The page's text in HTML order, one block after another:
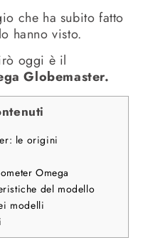
che ha subito fatto
hanno visto.
oggi è il
Globemaster.
le origini
Omega
del modello
modelli